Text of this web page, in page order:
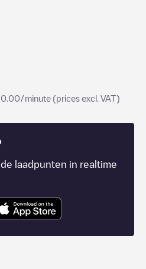
minute (prices excl. VAT)
laadpunten in realtime